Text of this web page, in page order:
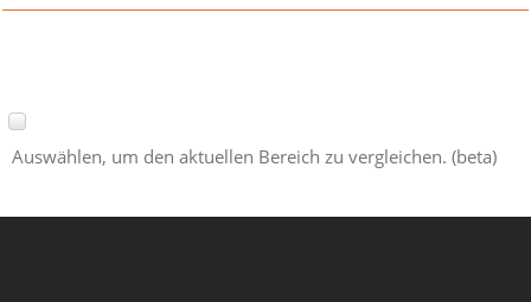
Auswählen, um den aktuellen Bereich zu vergleichen. (beta)